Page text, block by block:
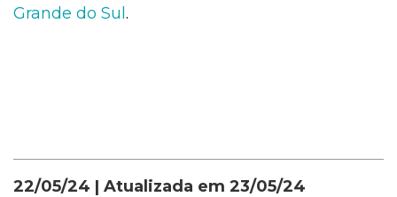
Grande do Sul .
22/05/24 | Atualizada em 23/05/24